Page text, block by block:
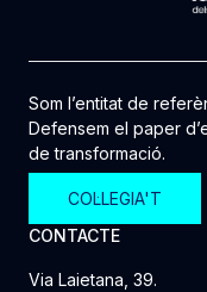
Som l’entitat de
Defensem el paper
de transformació.
COL·LEGIA'T
CONTACTE
Via Laietana, 39.